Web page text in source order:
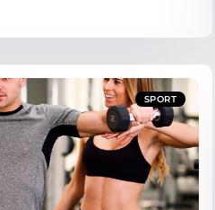
SPORT